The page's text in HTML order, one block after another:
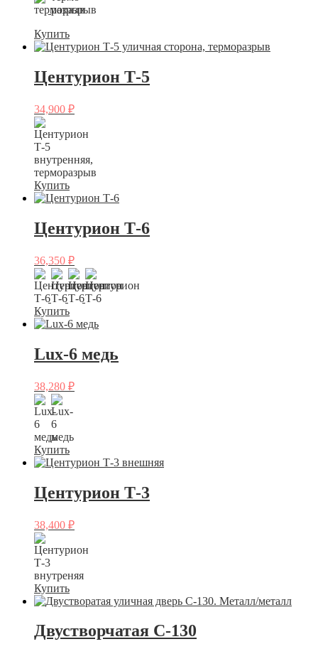
Купить
Центурион Т-5
34,900 ₽
Купить
Центурион Т-6
36,350 ₽
Купить
Lux-6 медь
38,280 ₽
Купить
Центурион Т-3
38,400 ₽
Купить
Двустворчатая C-130